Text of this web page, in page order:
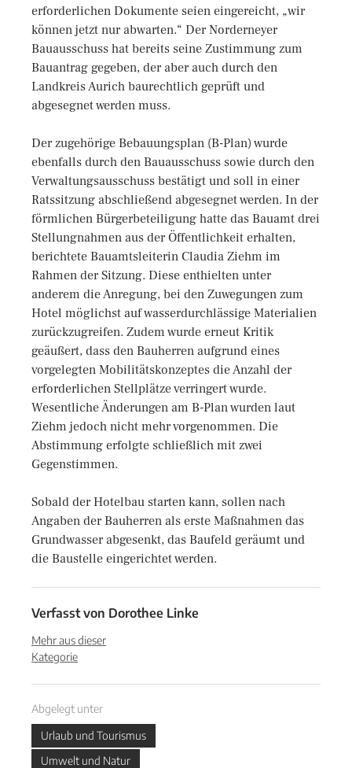
erforderlichen Dokumente seien eingereicht, „wir
können jetzt nur abwarten.“ Der Norderneyer
Bauausschuss hat bereits seine Zustimmung zum
Bauantrag gegeben, der aber auch durch den
Landkreis Aurich baurechtlich geprüft und
abgesegnet werden muss.
Der zugehörige Bebauungsplan (B-Plan) wurde
ebenfalls durch den Bauausschuss sowie durch den
Verwaltungsausschuss bestätigt und soll in einer
Ratssitzung abschließend abgesegnet werden. In der
förmlichen Bürgerbeteiligung hatte das Bauamt drei
Stellungnahmen aus der Öffentlichkeit erhalten,
berichtete Bauamtsleiterin Claudia Ziehm im
Rahmen der Sitzung. Diese enthielten unter
anderem die Anregung, bei den Zuwegungen zum
Hotel möglichst auf wasserdurchlässige Materialien
zurückzugreifen. Zudem wurde erneut Kritik
geäußert, dass den Bauherren aufgrund eines
vorgelegten Mobilitätskonzeptes die Anzahl der
erforderlichen Stellplätze verringert wurde.
Wesentliche Änderungen am B-Plan wurden laut
Ziehm jedoch nicht mehr vorgenommen. Die
Abstimmung erfolgte schließlich mit zwei
Gegenstimmen.
Sobald der Hotelbau starten kann, sollen nach
Angaben der Bauherren als erste Maßnahmen das
Grundwasser abgesenkt, das Baufeld geräumt und
die Baustelle eingerichtet werden.
Verfasst von Dorothee Linke
Mehr aus dieser
Kategorie
Abgelegt unter
Urlaub und Tourismus
Umwelt und Natur